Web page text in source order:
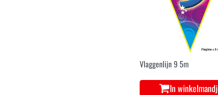
Vlaggenlijn 9 5m
In